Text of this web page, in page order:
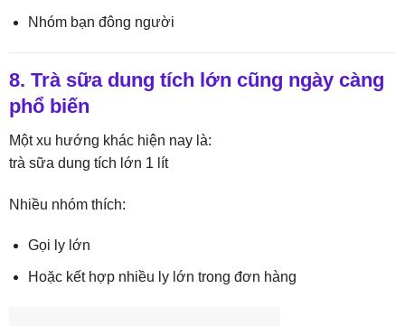
Nhóm bạn đông người
8. Trà sữa dung tích lớn cũng ngày càng
phổ biến
Một xu hướng khác hiện nay là:
trà sữa dung tích lớn 1 lít
Nhiều nhóm thích:
Gọi ly lớn
Hoặc kết hợp nhiều ly lớn trong đơn hàng